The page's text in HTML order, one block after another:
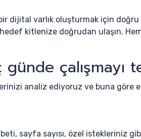
dijital varlık oluşturmak için
kitlenize doğrudan ulaşın.
çalışmayı
analiz ediyoruz ve buna göre
sayfa sayısı, özel istekleriniz